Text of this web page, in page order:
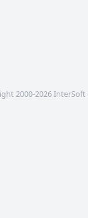
2000-2026 InterSoft